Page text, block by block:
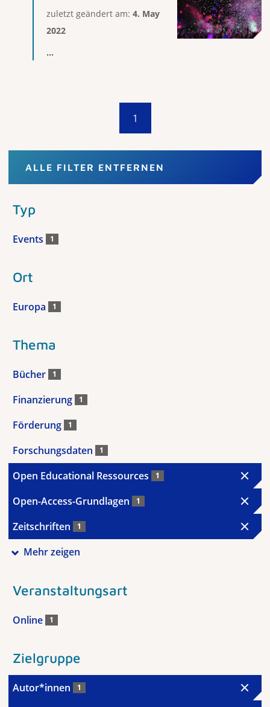
zuletzt geändert am: 4. May
2022
...
1
ALLE FILTER ENTFERNEN
Typ
Events 1
Ort
Europa 1
Thema
Bücher 1
Finanzierung 1
Förderung 1
Forschungsdaten 1
Open Educational Ressources 1
Open-Access-Grundlagen 1
Zeitschriften 1
Mehr zeigen
Veranstaltungsart
Online 1
Zielgruppe
Autor*innen 1